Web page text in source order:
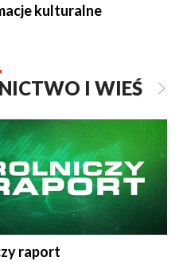
kulturalne
I WIEŚ
raport